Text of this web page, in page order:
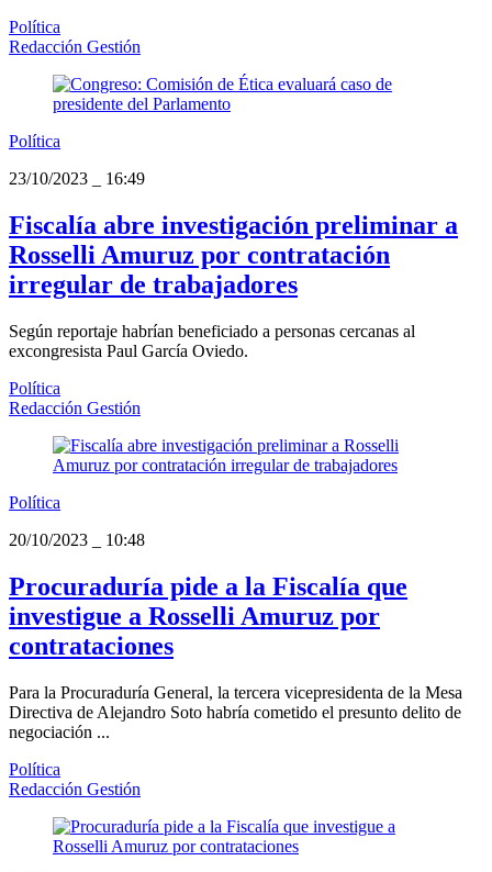
Política
Redacción Gestión
Política
23/10/2023
16:49
Fiscalía abre investigación preliminar a
Rosselli Amuruz por contratación
irregular de trabajadores
Según reportaje habrían beneficiado a personas cercanas al
excongresista Paul García Oviedo.
Política
Redacción Gestión
Política
20/10/2023
10:48
Procuraduría pide a la Fiscalía que
investigue a Rosselli Amuruz por
contrataciones
Para la Procuraduría General, la tercera vicepresidenta de la Mesa
Directiva de Alejandro Soto habría cometido el presunto delito de
negociación ...
Política
Redacción Gestión